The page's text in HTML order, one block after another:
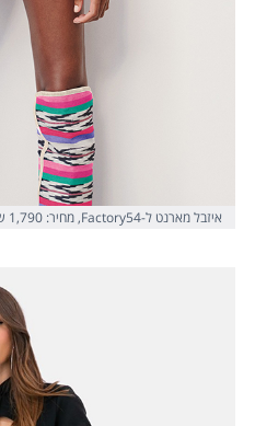
איזבל מארנט ל-Factory54, מחיר: 1,790 שקלים (צילום: יח"צ חו"ל)